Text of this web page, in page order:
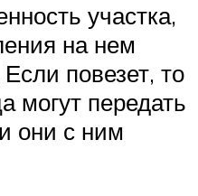
участка,
на нем
повезет, то
могут передать
они с ним